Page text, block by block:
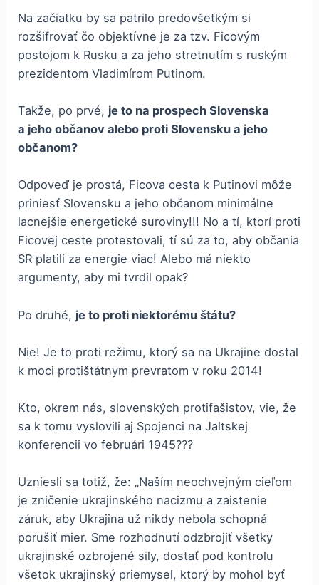
Na začiatku by sa patrilo predovšetkým si
rozšifrovať čo objektívne je za tzv. Ficovým
postojom k Rusku a za jeho stretnutím s ruským
prezidentom Vladimírom Putinom.
Takže, po prvé, je to na prospech Slovenska
a jeho občanov alebo proti Slovensku a jeho
občanom?
Odpoveď je prostá, Ficova cesta k Putinovi môže
priniesť Slovensku a jeho občanom minimálne
lacnejšie energetické suroviny!!! No a tí, ktorí proti
Ficovej ceste protestovali, tí sú za to, aby občania
SR platili za energie viac! Alebo má niekto
argumenty, aby mi tvrdil opak?
Po druhé, je to proti niektorému štátu?
Nie! Je to proti režimu, ktorý sa na Ukrajine dostal
k moci protištátnym prevratom v roku 2014!
Kto, okrem nás, slovenských protifašistov, vie, že
sa k tomu vyslovili aj Spojenci na Jaltskej
konferencii vo februári 1945???
Uzniesli sa totiž, že: „Naším neochvejným cieľom
je zničenie ukrajinského nacizmu a zaistenie
záruk, aby Ukrajina už nikdy nebola schopná
porušiť mier. Sme rozhodnutí odzbrojiť všetky
ukrajinské ozbrojené sily, dostať pod kontrolu
všetok ukrajinský priemysel, ktorý by mohol byť